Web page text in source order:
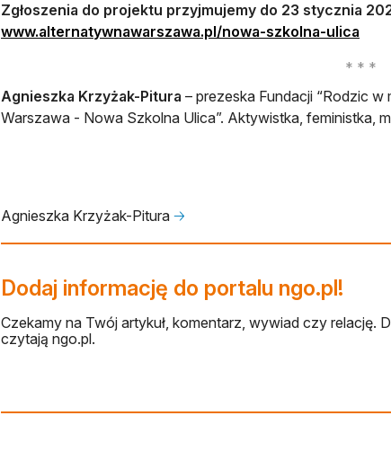
Zgłoszenia do projektu przyjmujemy do 23 stycznia
www.alternatywnawarszawa.pl/nowa-szkolna-ulica
Agnieszka Krzyżak-Pitura – prezeska Fundacji “Rodzic
Warszawa - Nowa Szkolna Ulica”. Aktywistka, feministka,
Agnieszka Krzyżak-Pitura 🡢
Dodaj informację do portalu ngo.pl!
Czekamy na Twój artykuł, komentarz, wywiad czy
czytają ngo.pl.